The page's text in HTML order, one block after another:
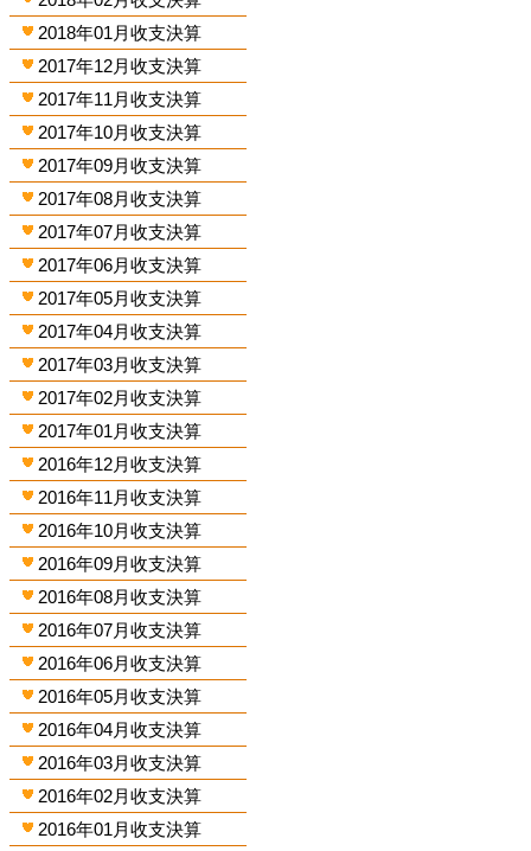
2018年01月收支決算
2017年12月收支決算
2017年11月收支決算
2017年10月收支決算
2017年09月收支決算
2017年08月收支決算
2017年07月收支決算
2017年06月收支決算
2017年05月收支決算
2017年04月收支決算
2017年03月收支決算
2017年02月收支決算
2017年01月收支決算
2016年12月收支決算
2016年11月收支決算
2016年10月收支決算
2016年09月收支決算
2016年08月收支決算
2016年07月收支決算
2016年06月收支決算
2016年05月收支決算
2016年04月收支決算
2016年03月收支決算
2016年02月收支決算
2016年01月收支決算